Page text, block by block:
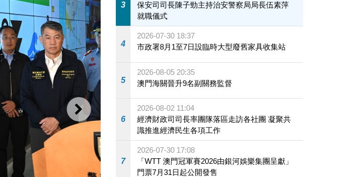
下一則
3
保安司司長陳子勁主持治安警察局局長伍素萍
就職儀式
4
2026-07-30 18:37
市政署8月1至7日設臨時大型廢舊家具收集站
5
2026-08-05 20:35
澳門海關晉升9名副關務監督
6
2026-08-02 11:04
經濟財政司司長率團隊落區走訪各社團 凝聚共
識推進經濟民生各項工作
7
2026-07-30 17:08
「WTT 澳門冠軍賽2026由銀河娛樂集團呈獻」
門票7月31日起公開發售